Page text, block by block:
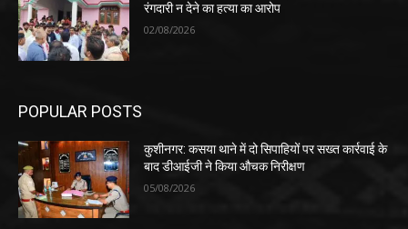
रंगदारी न देने का हत्या का आरोप
02/08/2026
POPULAR POSTS
कुशीनगर: कसया थाने में दो सिपाहियों पर सख्त कार्रवाई के
बाद डीआईजी ने किया औचक निरीक्षण
05/08/2026